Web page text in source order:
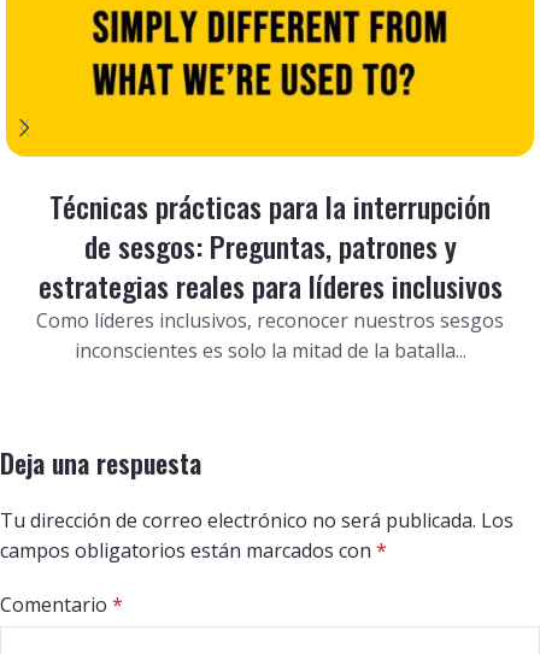
Técnicas prácticas para la interrupción
de sesgos: Preguntas, patrones y
estrategias reales para líderes inclusivos
Como líderes inclusivos, reconocer nuestros sesgos
inconscientes es solo la mitad de la batalla...
Deja una respuesta
Tu dirección de correo electrónico no será publicada. Los
campos obligatorios están marcados con *
Comentario *